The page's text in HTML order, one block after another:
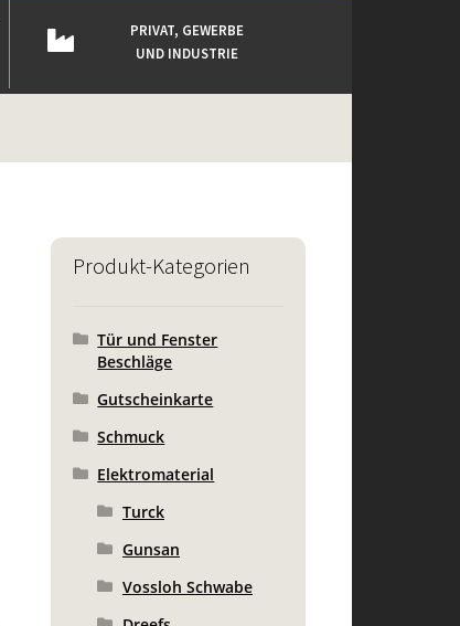
PRIVAT, GEWERBE
UND INDUSTRIE
Produkt-Kategorien
Tür und Fenster
Beschläge
Gutscheinkarte
Schmuck
Elektromaterial
Turck
Gunsan
Vossloh Schwabe